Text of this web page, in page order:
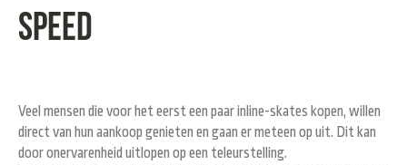
Speed
Veel mensen die voor het eerst een paar inline-skates kopen, willen
direct van hun aankoop genieten en gaan er meteen op uit. Dit kan
door onervarenheid uitlopen op een teleurstelling.